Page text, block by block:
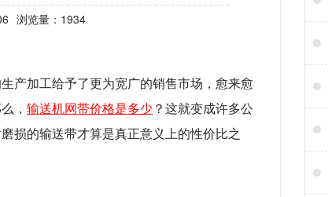
浏览量：1934
产加工给予了更为宽广的销售市场，愈来愈
， 输送机网带价格是多少 ？这就变成许多公
损的输送带才算是真正意义上的性价比之